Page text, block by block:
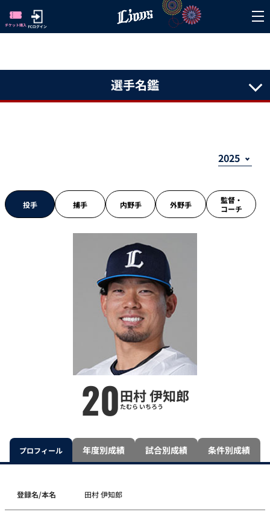
選手名鑑
投手 捕手 内野手 外野手
監督・
コーチ
20田村 伊知郎
たむら いちろう
プロフィール 年度別成績 試合別成績 条件別成績
登録名/本名 田村 伊知郎